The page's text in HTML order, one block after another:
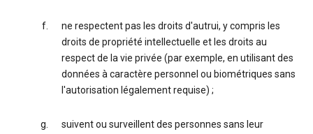
ne respectent pas les droits d'autrui, y compris les
droits de propriété intellectuelle et les droits au
respect de la vie privée (par exemple, en utilisant des
données à caractère personnel ou biométriques sans
l'autorisation légalement requise) ;
suivent ou surveillent des personnes sans leur